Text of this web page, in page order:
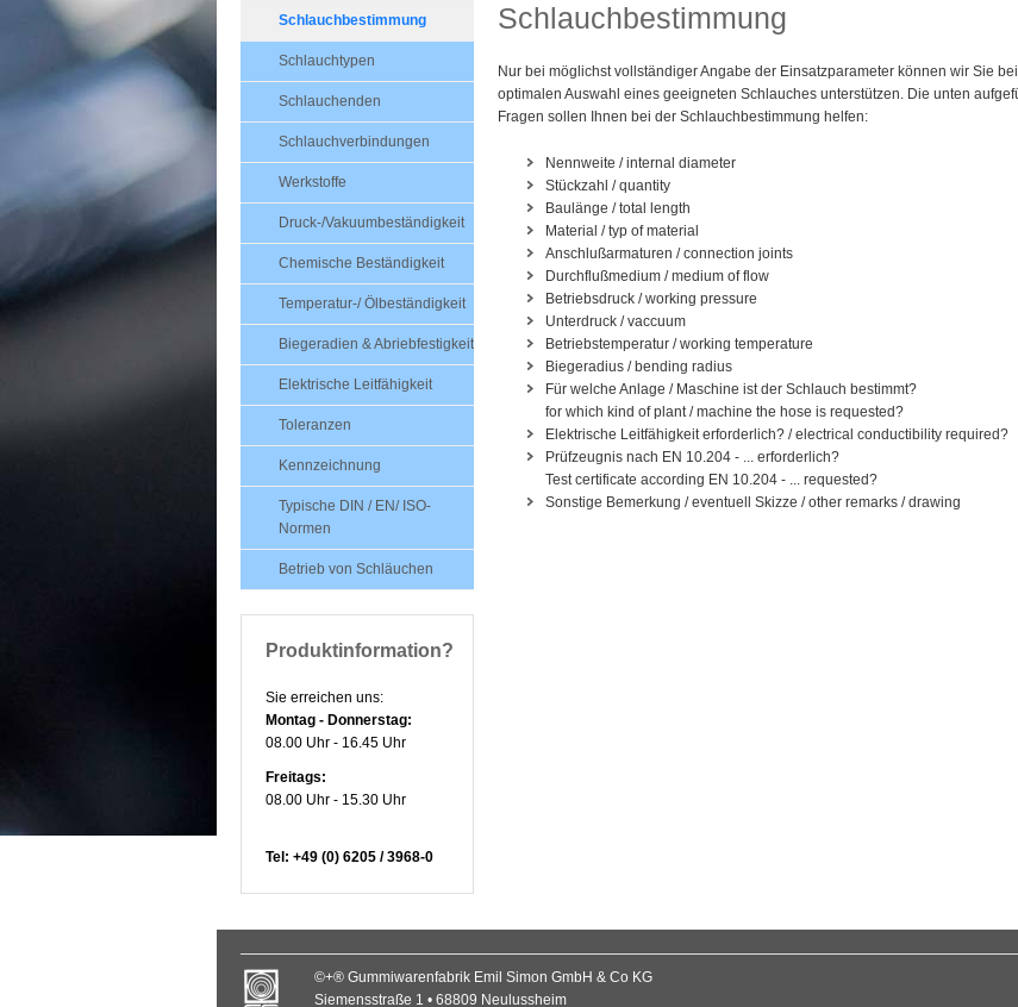
Schlauchbestimmung
Schlauchtypen
Schlauchenden
Schlauchverbindungen
Werkstoffe
Druck-/Vakuumbeständigkeit
Chemische Beständigkeit
Temperatur-/ Ölbeständigkeit
Biegeradien & Abriebfestigkeit
Elektrische Leitfähigkeit
Toleranzen
Kennzeichnung
Typische DIN / EN/ ISO-
Normen
Betrieb von Schläuchen
Produktinformation?
Sie erreichen uns:
Montag - Donnerstag:
08.00 Uhr - 16.45 Uhr
Freitags:
08.00 Uhr - 15.30 Uhr
Tel: +49 (0) 6205 / 3968-0
Schlauchbestimmung
Nur bei möglichst vollständiger Angabe der Einsatzparameter können wir Sie
optimalen Auswahl eines geeigneten Schlauches unterstützen. Die unten
Fragen sollen Ihnen bei der Schlauchbestimmung helfen:
Nennweite / internal diameter
Stückzahl / quantity
Baulänge / total length
Material / typ of material
Anschlußarmaturen / connection joints
Durchflußmedium / medium of flow
Betriebsdruck / working pressure
Unterdruck / vaccuum
Betriebstemperatur / working temperature
Biegeradius / bending radius
Für welche Anlage / Maschine ist der Schlauch bestimmt?
for which kind of plant / machine the hose is requested?
Elektrische Leitfähigkeit erforderlich? / electrical conductibility required?
Prüfzeugnis nach EN 10.204 - ... erforderlich?
Test certificate according EN 10.204 - ... requested?
Sonstige Bemerkung / eventuell Skizze / other remarks / drawing
©+® Gummiwarenfabrik Emil Simon GmbH & Co KG
Siemensstraße 1 • 68809 Neulussheim